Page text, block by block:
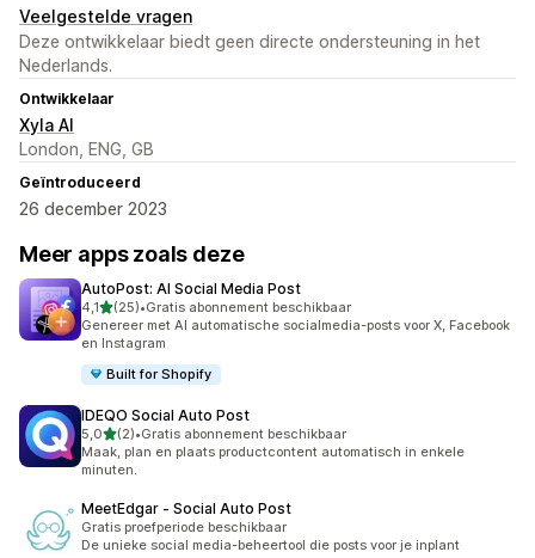
Veelgestelde vragen
Deze ontwikkelaar biedt geen directe ondersteuning in het
Nederlands.
Ontwikkelaar
Xyla AI
London, ENG, GB
Geïntroduceerd
26 december 2023
Meer apps zoals deze
AutoPost: AI Social Media Post
4,1van 5 sterren
(25)
25 recensies in totaal
•Gratis abonnement beschikbaar
Genereer met AI automatische socialmedia-posts voor X, Facebook
en Instagram
Built for Shopify
IDEQO Social Auto Post
5,0van 5 sterren
(2)
2 recensies in totaal
•Gratis abonnement beschikbaar
Maak, plan en plaats productcontent automatisch in enkele
minuten.
MeetEdgar ‑ Social Auto Post
Gratis proefperiode beschikbaar
De unieke social media-beheertool die posts voor je inplant